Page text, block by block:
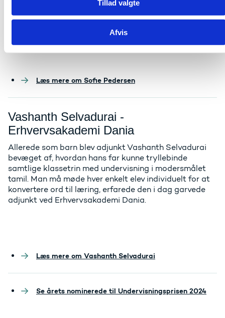
Tillad valgte
Afvis
reflekterende til værks og se psykologi som en
dåseåbner – en faglig prioritering der stammer fra
hendes tidligere arbejde i kommunale socialpsykiatri.
Læs mere om Sofie Pedersen
Vashanth Selvadurai -
Erhvervsakademi Dania
Allerede som barn blev adjunkt Vashanth Selvadurai
bevæget af, hvordan hans far kunne tryllebinde
samtlige klassetrin med undervisning i modersmålet
tamil. Man må møde hver enkelt elev individuelt for at
konvertere ord til læring, erfarede den i dag garvede
adjunkt ved Erhvervsakademi Dania.
Læs mere om Vashanth Selvadurai
Se årets nominerede til Undervisningsprisen 2024